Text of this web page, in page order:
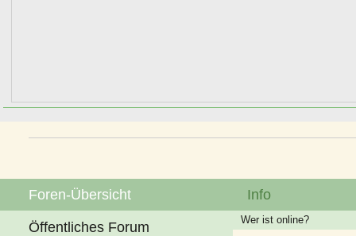
Foren-Übersicht
Öffentliches Forum
Info
Wer ist online?